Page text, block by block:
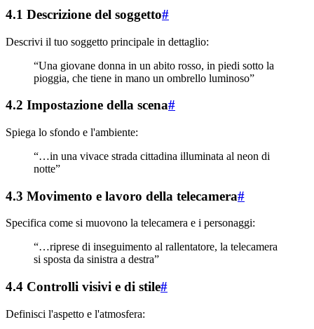
4.1 Descrizione del soggetto#
Descrivi il tuo soggetto principale in dettaglio:
“Una giovane donna in un abito rosso, in piedi sotto la
pioggia, che tiene in mano un ombrello luminoso”
4.2 Impostazione della scena#
Spiega lo sfondo e l'ambiente:
“…in una vivace strada cittadina illuminata al neon di
notte”
4.3 Movimento e lavoro della telecamera#
Specifica come si muovono la telecamera e i personaggi:
“…riprese di inseguimento al rallentatore, la telecamera
si sposta da sinistra a destra”
4.4 Controlli visivi e di stile#
Definisci l'aspetto e l'atmosfera: